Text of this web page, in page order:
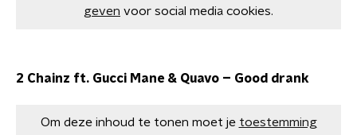
geven voor social media cookies.
2 Chainz ft. Gucci Mane & Quavo – Good drank
Om deze inhoud te tonen moet je toestemming